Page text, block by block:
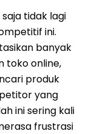
tidak lagi
ini.
banyak
toko online,
produk
yang
ini sering kali
frustrasi